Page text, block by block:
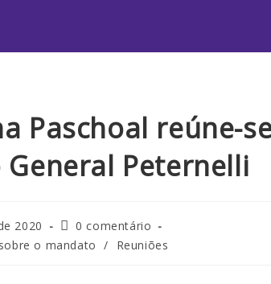
Paschoal reúne-
Peternelli
2020
0 comentário
o mandato / Reuniões